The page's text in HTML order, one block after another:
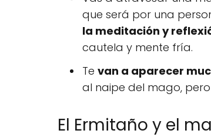
que será por una
la meditación y
cautela y mente fría.
Te van a aparecer
al naipe del mago,
El Ermitaño y el